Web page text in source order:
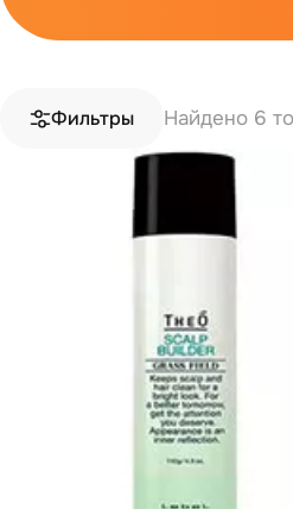
Фильтры Найдено 6